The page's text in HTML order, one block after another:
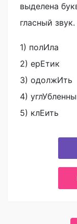
выделена
гласный
1) полИла
2) ерЕтик
3) одолжИть
4)
5) клЕить